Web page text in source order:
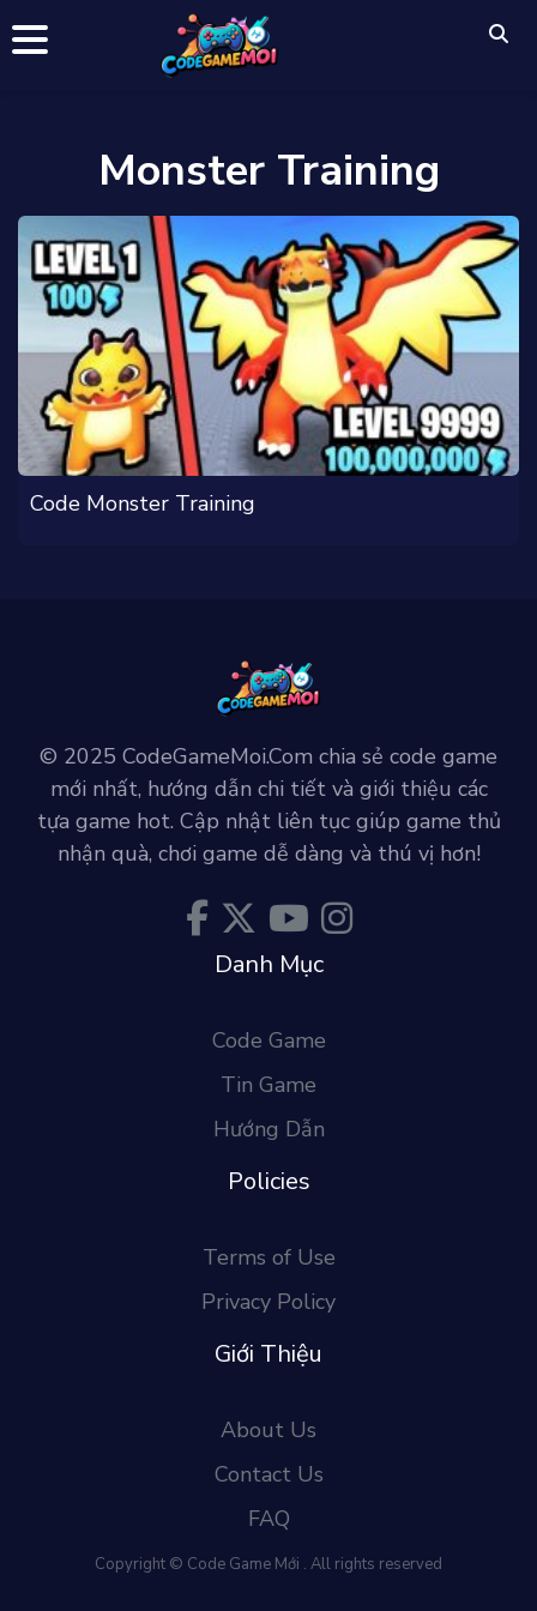
Monster Training
Code Monster Training
© 2025 CodeGameMoi.Com chia sẻ code game
mới nhất, hướng dẫn chi tiết và giới thiệu các
tựa game hot. Cập nhật liên tục giúp game thủ
nhận quà, chơi game dễ dàng và thú vị hơn!
Danh Mục
Code Game
Tin Game
Hướng Dẫn
Policies
Terms of Use
Privacy Policy
Giới Thiệu
About Us
Contact Us
FAQ
Copyright © Code Game Mới . All rights reserved